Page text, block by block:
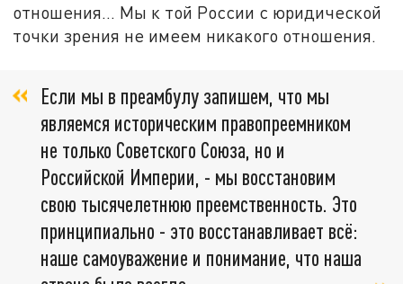
отношения… Мы к той России с юридической
точки зрения не имеем никакого отношения.
Если мы в преамбулу запишем, что мы
являемся историческим правопреемником
не только Советского Союза, но и
Российской Империи, - мы восстановим
свою тысячелетнюю преемственность. Это
принципиально - это восстанавливает всё:
наше самоуважение и понимание, что наша